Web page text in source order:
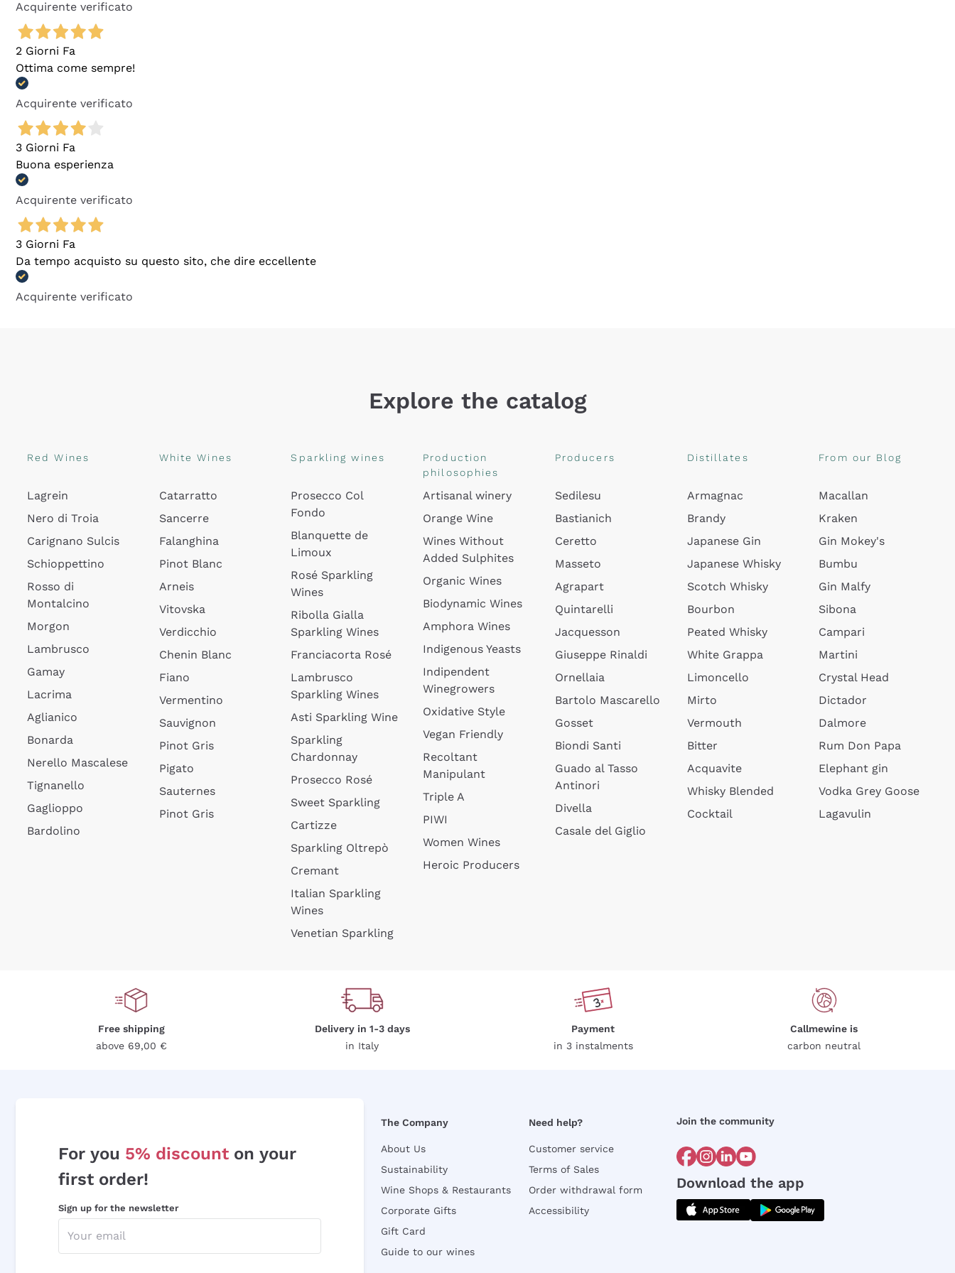
Acquirente verificato
2 Giorni Fa
Ottima come sempre!
Acquirente verificato
3 Giorni Fa
Buona esperienza
Acquirente verificato
3 Giorni Fa
Da tempo acquisto su questo sito, che dire eccellente
Acquirente verificato
Explore the catalog
Red Wines
Lagrein
Nero di Troia
Carignano Sulcis
Schioppettino
Rosso di
Montalcino
Morgon
Lambrusco
Gamay
Lacrima
Aglianico
Bonarda
Nerello Mascalese
Tignanello
Gaglioppo
Bardolino
White Wines
Catarratto
Sancerre
Falanghina
Pinot Blanc
Arneis
Vitovska
Verdicchio
Chenin Blanc
Fiano
Vermentino
Sauvignon
Pinot Gris
Pigato
Sauternes
Pinot Gris
Sparkling wines
Prosecco Col
Fondo
Blanquette de
Limoux
Rosé Sparkling
Wines
Ribolla Gialla
Sparkling Wines
Franciacorta Rosé
Lambrusco
Sparkling Wines
Asti Sparkling Wine
Sparkling
Chardonnay
Prosecco Rosé
Sweet Sparkling
Cartizze
Sparkling Oltrepò
Cremant
Italian Sparkling
Wines
Venetian Sparkling
Production
philosophies
Artisanal winery
Orange Wine
Wines Without
Added Sulphites
Organic Wines
Biodynamic Wines
Amphora Wines
Indigenous Yeasts
Indipendent
Winegrowers
Oxidative Style
Vegan Friendly
Recoltant
Manipulant
Triple A
PIWI
Women Wines
Heroic Producers
Producers
Sedilesu
Bastianich
Ceretto
Masseto
Agrapart
Quintarelli
Jacquesson
Giuseppe Rinaldi
Ornellaia
Bartolo Mascarello
Gosset
Biondi Santi
Guado al Tasso
Antinori
Divella
Casale del Giglio
Distillates
Armagnac
Brandy
Japanese Gin
Japanese Whisky
Scotch Whisky
Bourbon
Peated Whisky
White Grappa
Limoncello
Mirto
Vermouth
Bitter
Acquavite
Whisky Blended
Cocktail
From our Blog
Macallan
Kraken
Gin Mokey's
Bumbu
Gin Malfy
Sibona
Campari
Martini
Crystal Head
Dictador
Dalmore
Rum Don Papa
Elephant gin
Vodka Grey Goose
Lagavulin
Free shipping
above 69,00 €
Delivery in 1-3 days
in Italy
Payment
in 3 instalments
Callmewine is
carbon neutral
For you 5% discount on your
first order!
Sign up for the newsletter
The Company
About Us
Sustainability
Wine Shops & Restaurants
Corporate Gifts
Gift Card
Guide to our wines
Need help?
Customer service
Terms of Sales
Order withdrawal form
Accessibility
Join the community
Download the app